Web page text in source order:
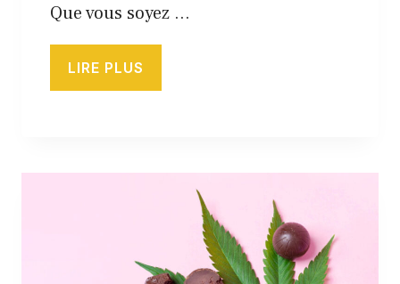
Que vous soyez …
LIRE PLUS